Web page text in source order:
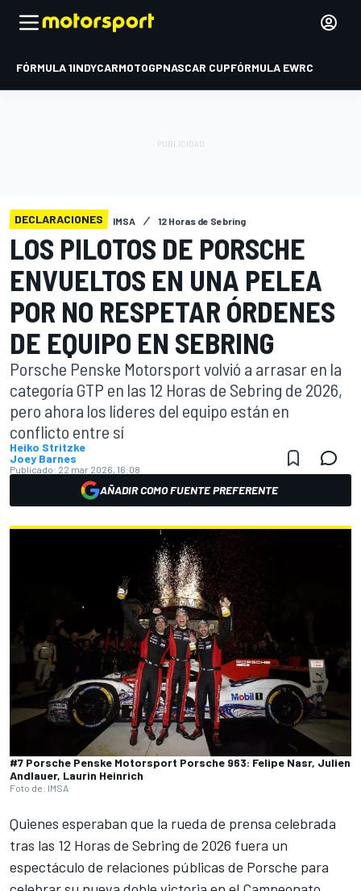
FÓRMULA 1INDYCARMOTOGPNASCAR CUPFÓRMULA EWRC
DECLARACIONES IMSA 12 Horas de Sebring
LOS PILOTOS DE PORSCHE
ENVUELTOS EN UNA PELEA
POR NO RESPETAR ÓRDENES
DE EQUIPO EN SEBRING
Porsche Penske Motorsport volvió a arrasar en la
categoría GTP en las 12 Horas de Sebring de 2026,
pero ahora los líderes del equipo están en
conflicto entre sí
Heiko Stritzke
Joey Barnes
Publicado: 22 mar 2026, 16:08
AÑADIR COMO FUENTE PREFERENTE
#7 Porsche Penske Motorsport Porsche 963: Felipe Nasr, Julien
Andlauer, Laurin Heinrich
Foto de: IMSA
Quienes esperaban que la rueda de prensa celebrada
tras las 12 Horas de Sebring de 2026 fuera un
espectáculo de relaciones públicas de Porsche para